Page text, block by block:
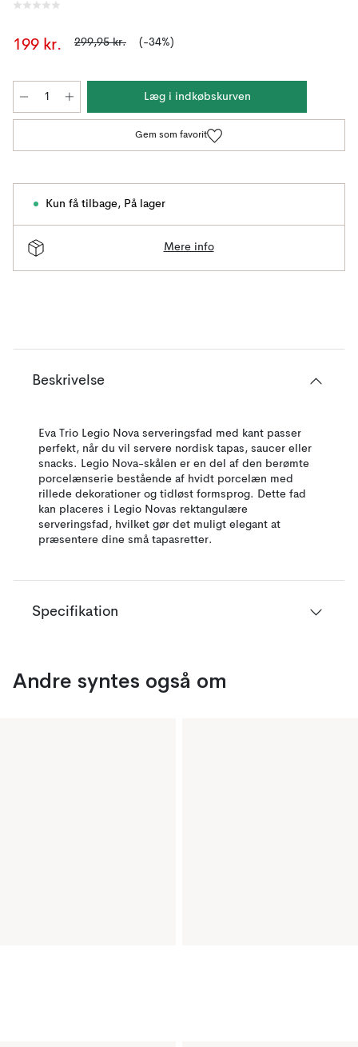
199 kr. 299,95 kr. (-34%)
Læg i indkøbskurven
Gem som favorit
Kun få tilbage, På lager
Mere info
Beskrivelse
Eva Trio Legio Nova serveringsfad med kant passer
perfekt, når du vil servere nordisk tapas, saucer eller
snacks. Legio Nova-skålen er en del af den berømte
porcelænserie bestående af hvidt porcelæn med
rillede dekorationer og tidløst formsprog. Dette fad
kan placeres i Legio Novas rektangulære
serveringsfad, hvilket gør det muligt elegant at
præsentere dine små tapasretter.
Specifikation
Andre syntes også om